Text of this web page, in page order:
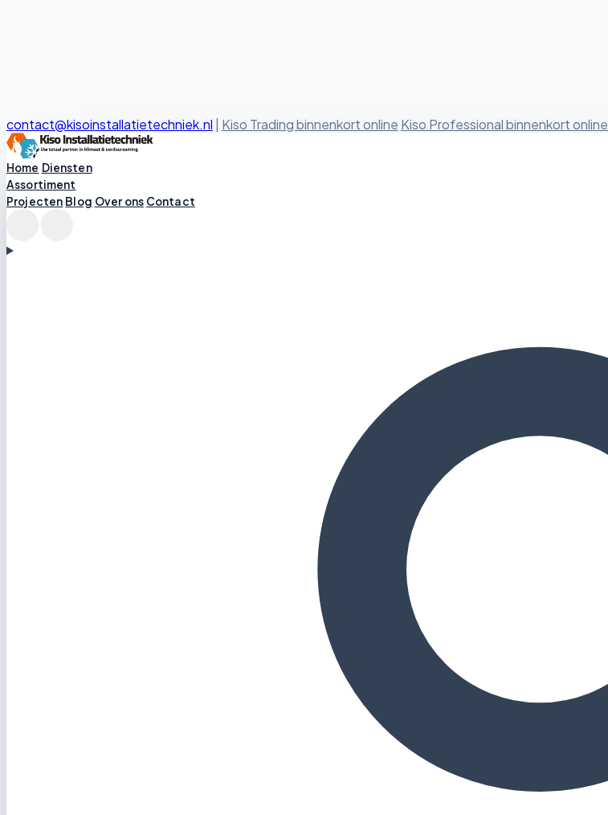
contact@kisoinstallatietechniek.nl Kiso Trading binnenkort online Kiso Professional binnenkort online
Kiso Installatietechniek logo
Home Diensten
Assortiment
Projecten Blog Over ons Contact